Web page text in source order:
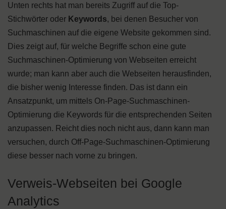
Unten rechts hat man bereits Zugriff auf die Top-
Stichwörter oder Keywords, bei denen Besucher von
Suchmaschinen auf die eigene Website gekommen sind.
Dies zeigt auf, für welche Begriffe schon eine gute
Suchmaschinen-Optimierung von Webseiten erreicht
wurde; man kann aber auch die Webseiten herausfinden,
die bisher wenig Interesse finden. Das ist dann ein
Ansatzpunkt, um mittels On-Page-Suchmaschinen-
Optimierung die Keywords für die entsprechenden Seiten
anzupassen. Reicht dies noch nicht aus, dann kann man
versuchen, durch Off-Page-Suchmaschinen-Optimierung
diese besser nach vorne zu bringen.
Verweis-Webseiten bei Google
Analytics